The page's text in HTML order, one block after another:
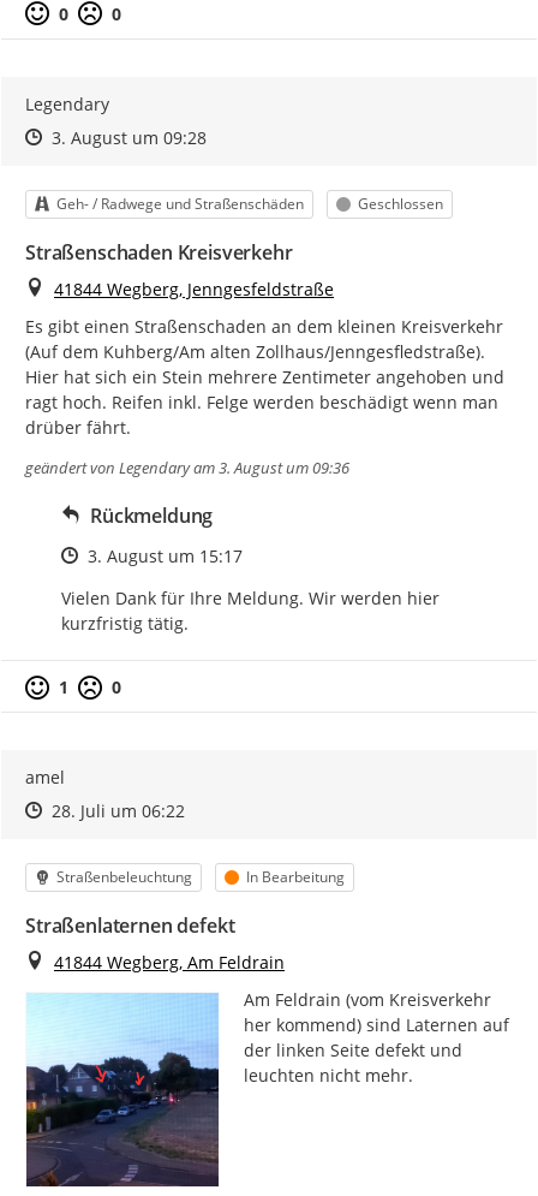
0 0
Legendary
Zeitpunkt des Erstellens
Zeitpunkt des Erstellens
3. August um 09:28Zur Äußerung
Kategorie
Geh- / Radwege und Straßenschäden Status
Geschlossen
Straßenschaden Kreisverkehr
Ort
41844 Wegberg, Jenngesfeldstraße
Es gibt einen Straßenschaden an dem kleinen Kreisverkehr
(Auf dem Kuhberg/Am alten Zollhaus/Jenngesfledstraße).
Hier hat sich ein Stein mehrere Zentimeter angehoben und
ragt hoch. Reifen inkl. Felge werden beschädigt wenn man
drüber fährt.
geändert von Legendaryam 3. August um 09:36
Rückmeldung
Zeitpunkt des Erstellens
3. August um 15:17
Vielen Dank für Ihre Meldung. Wir werden hier
kurzfristig tätig.
1 0
amel
Zeitpunkt des Erstellens
Zeitpunkt des Erstellens
28. Juli um 06:22Zur Äußerung
Kategorie
Straßenbeleuchtung Status
In Bearbeitung
Straßenlaternen defekt
Ort
41844 Wegberg, Am Feldrain
Am Feldrain (vom Kreisverkehr
her kommend) sind Laternen auf
der linken Seite defekt und
leuchten nicht mehr.